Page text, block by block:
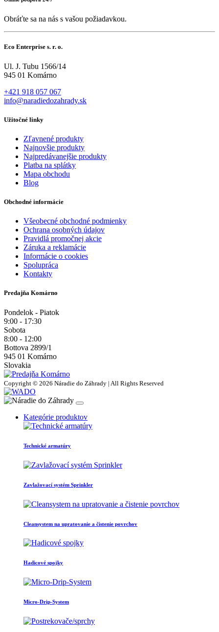
Obráťte sa na nás s vašou požiadavkou.
Eco Enterprise s. r. o.
Ul. J. Tubu 1566/14
945 01 Komárno
+421 918 057 067
info@naradiedozahrady.sk
Užitočné linky
Zľavnené produkty
Najnovšie produkty
Najpredávanejšie produkty
Platba na splátky
Mapa obchodu
Blog
Obchodné informácie
Všeobecné obchodné podmienky
Ochrana osobných údajov
Pravidlá promočnej akcie
Záruka a reklamácie
Informácie o cookies
Spolupráca
Kontakty
Predajňa Komárno
Pondelok - Piatok
9:00 - 17:30
Sobota
8:00 - 12:00
Bottova 2899/1
945 01 Komárno
Slovakia
Copyright © 2026 Náradie do Záhrady | All Rights Reserved
Kategórie produktov
Technické armatúry
Zavlažovací systém Sprinkler
Cleansystem na upratovanie a čistenie povrchov
Hadicové spojky
Micro-Drip-System